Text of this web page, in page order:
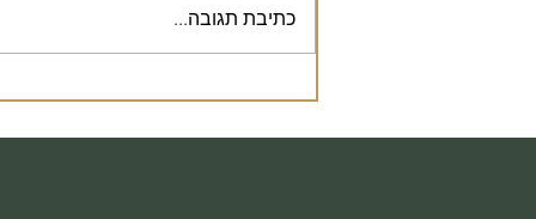
אם העסק שלך גם היה הלקוח
שלך?
כתיבת תגובה...